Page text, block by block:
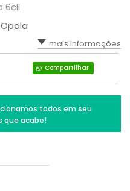
6cil
mais informações
Compartilhar
todos em seu
que acabe!